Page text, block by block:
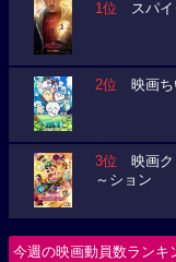
1位 スパイ
2位 映画ち
3位 映画ク
～ション
今週の映画動員数ランキ